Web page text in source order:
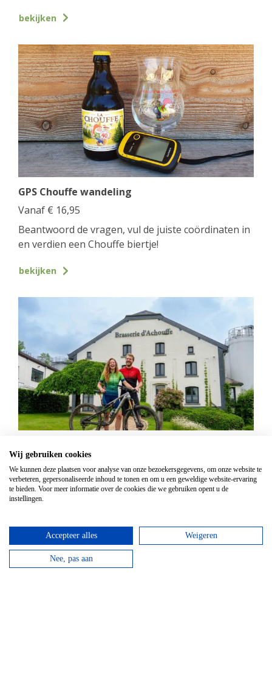
bekijken
GPS Chouffe wandeling
Vanaf € 16,95
Beantwoord de vragen, vul de juiste coördinaten in
en verdien een Chouffe biertje!
bekijken
Vanaf
34,95
Huur een mountainbike voor een halve dag en fiets
langs de beroemde Achouffe brouwerij.
bekijken
Top hotels
Wij gebruiken cookies
We kunnen deze plaatsen voor analyse van onze bezoekersgegevens, om onze website te
verbeteren, gepersonaliseerde inhoud te tonen en om u een geweldige website-ervaring
te bieden. Voor meer informatie over de cookies die we gebruiken opent u de
instellingen.
Accepteer alles Weigeren
Nee, pas aan